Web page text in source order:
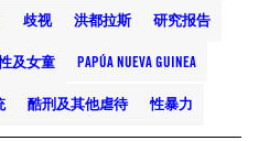
歧视 洪都拉斯 研究报告
及女童 PAPÚA NUEVA GUINEA
酷刑及其他虐待 性暴力